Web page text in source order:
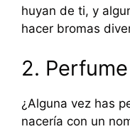
huyan de ti, y
hacer bromas
2.
¿Alguna vez has
nacería con un